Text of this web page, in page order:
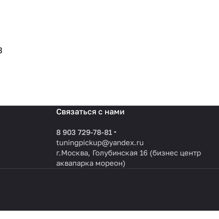
Связаться с нами
8 903 729-78-81
tuningpickup@yandex.ru
г.Москва, Голубинская 16 (бизнес центр
аквапарка мореон)